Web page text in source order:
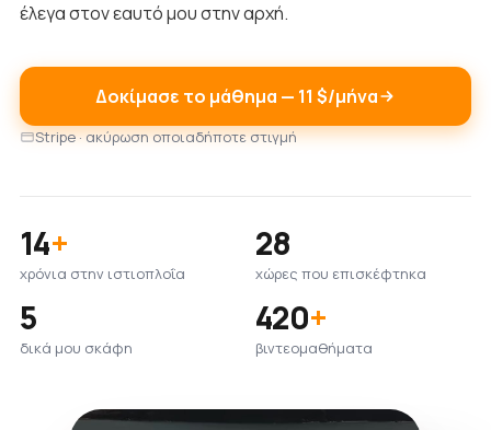
έλεγα στον εαυτό μου στην αρχή.
Δοκίμασε το μάθημα — 11 $/μήνα
Stripe · ακύρωση οποιαδήποτε στιγμή
14+
χρόνια στην ιστιοπλοΐα
28
χώρες που επισκέφτηκα
5
δικά μου σκάφη
420+
βιντεομαθήματα